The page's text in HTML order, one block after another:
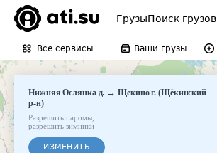
ГрузыПоиск грузов
Все сервисы Ваши грузы
Нижняя Ослянка д. →Щекино г. (Щёкинский
р-н)
Разрешить паромы
разрешить зимники
ИЗМЕНИТЬ